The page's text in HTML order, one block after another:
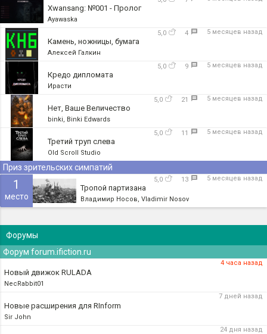
Xwansang: №001 - Пролог
Ayawaska
5 месяцев назад
4
5,0
Камень, ножницы, бумага
Алексей Галкин
5 месяцев назад
9
5,0
Кредо дипломата
Ирасти
5 месяцев назад
21
5,0
Нет, Ваше Величество
binki, Binki Edwards
5 месяцев назад
11
5,0
Третий труп слева
Old Scroll Studio
Приз зрительских симпатий
1
место
5 месяцев назад
13
5,0
Тропой партизана
Владимир Носов, Vladimir Nosov
Форумы
Форум forum.ifiction.ru
4 часа назад
Новый движок RULADA
NecRabbit01
7 дней назад
Новые расширения для RInform
Sir John
24 дня назад